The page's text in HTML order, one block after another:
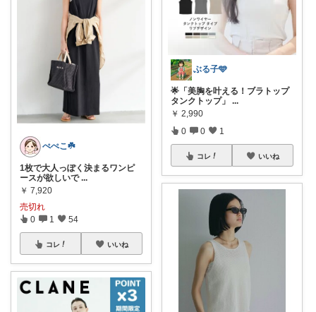
ぺぺこ☘️
1枚で大人っぽく決まるワンピ
ースが欲しいで ...
￥ 7,920
売切れ
0 1 54
コレ いいね
ぶる子🩵
🌟「美胸を叶える！ブラトップ
タンクトップ」
...
￥ 2,990
0 0 1
コレ いいね